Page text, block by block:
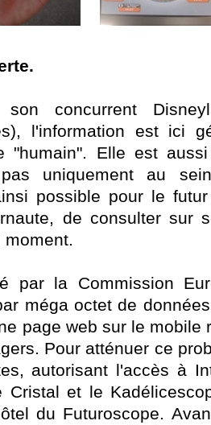
son concurrent
l'information est ici
"humain". Elle est
uniquement au
possible pour le
de consulter sur
par la Commission
méga octet de
page web sur le mobile
Pour atténuer ce
autorisant l'accès à
Cristal et le
du Futuroscope.